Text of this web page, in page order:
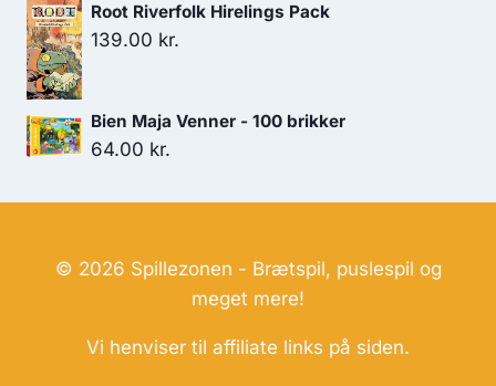
Root Riverfolk Hirelings Pack
139.00 kr.
Bien Maja Venner - 100 brikker
64.00 kr.
© 2026 Spillezonen - Brætspil, puslespil og
meget mere!
Vi henviser til affiliate links på siden.